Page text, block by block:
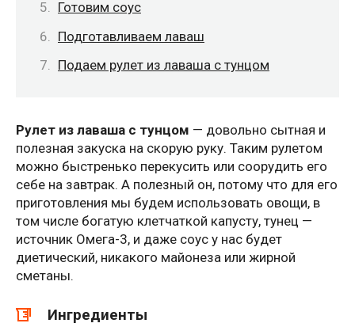
Готовим соус
Подготавливаем лаваш
Подаем рулет из лаваша с тунцом
Рулет из лаваша с тунцом — довольно сытная и
полезная закуска на скорую руку. Таким рулетом
можно быстренько перекусить или соорудить его
себе на завтрак. А полезный он, потому что для его
приготовления мы будем использовать овощи, в
том числе богатую клетчаткой капусту, тунец —
источник Омега-3, и даже соус у нас будет
диетический, никакого майонеза или жирной
сметаны.
Ингредиенты